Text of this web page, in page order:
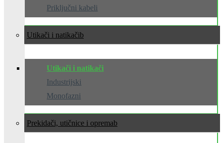
Priključni kabeli
Utikači i natikači
Utikači i natikači
Industrijski
Monofazni
Prekidači, utičnice i oprema